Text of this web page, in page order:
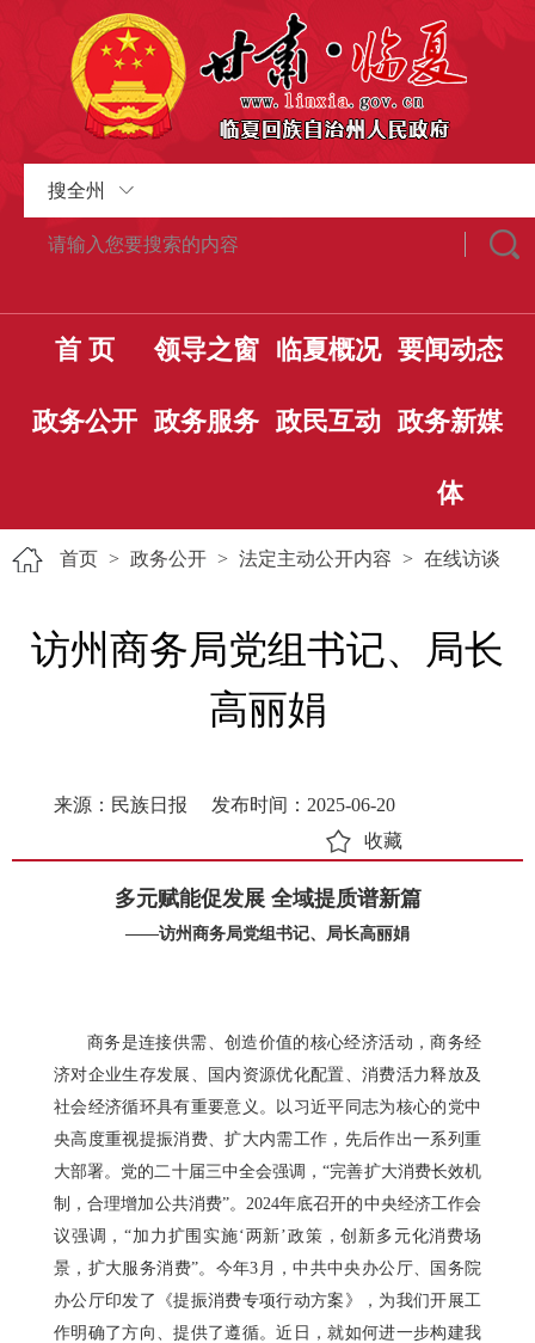
搜全州
首 页 领导之窗 临夏概况 要闻动态
政务公开 政务服务 政民互动 政务新媒
体
首页 > 政务公开 > 法定主动公开内容 > 在线访谈
访州商务局党组书记、局长
高丽娟
来源：民族日报
发布时间：2025-06-20
收藏
多元赋能促发展 全域提质谱新篇
——访州商务局党组书记、局长高丽娟
商务是连接供需、创造价值的核心经济活动，商务经
济对企业生存发展、国内资源优化配置、消费活力释放及
社会经济循环具有重要意义。以习近平同志为核心的党中
央高度重视提振消费、扩大内需工作，先后作出一系列重
大部署。党的二十届三中全会强调，“完善扩大消费长效机
制，合理增加公共消费”。2024年底召开的中央经济工作会
议强调，“加力扩围实施‘两新’政策，创新多元化消费场
景，扩大服务消费”。今年3月，中共中央办公厅、国务院
办公厅印发了《提振消费专项行动方案》，为我们开展工
作明确了方向、提供了遵循。近日，就如何进一步构建我